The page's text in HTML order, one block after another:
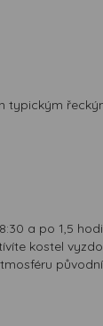
a po 1,5
kostel